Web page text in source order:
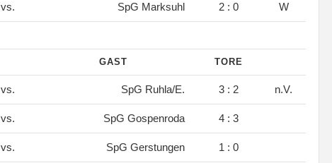
vs. SpG Marksuhl 2 : 0 W
GAST TORE
vs. SpG Ruhla/E. 3 : 2 n.V.
vs. SpG Gospenroda 4 : 3
vs. SpG Gerstungen 1 : 0